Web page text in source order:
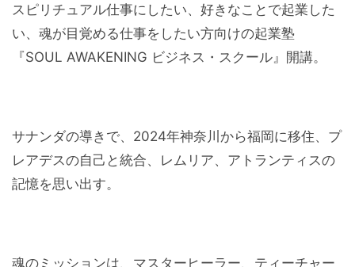
スピリチュアル仕事にしたい、好きなことで起業した
い、魂が目覚める仕事をしたい方向けの起業塾
『SOUL AWAKENING ビジネス・スクール』開講。
サナンダの導きで、2024年神奈川から福岡に移住、プ
レアデスの自己と統合、レムリア、アトランティスの
記憶を思い出す。
魂のミッションは、マスターヒーラー、ティーチャー